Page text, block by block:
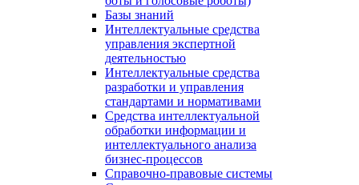
Базы знаний
Интеллектуальные средства
управления экспертной
деятельностью
Интеллектуальные средства
разработки и управления
стандартами и нормативами
Средства интеллектуальной
обработки информации и
интеллектуального анализа
бизнес-процессов
Справочно-правовые системы